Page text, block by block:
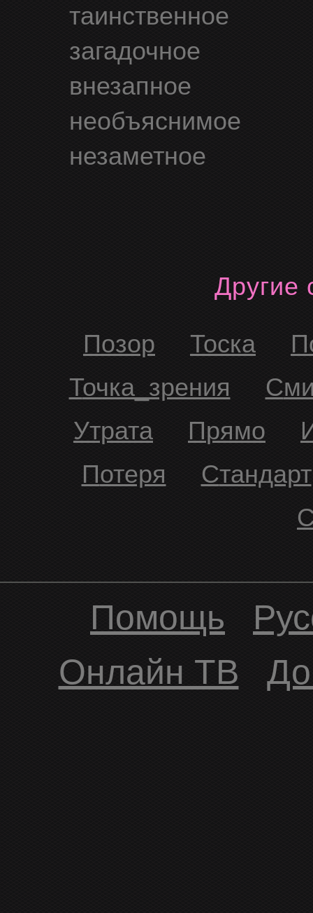
таинственное
загадочное
внезапное
необъяснимое
незаметное
Позор
Тоска
Точка_зрения
Утрата
Прямо
Потеря
Стандарт
Помощь
Онлайн ТВ